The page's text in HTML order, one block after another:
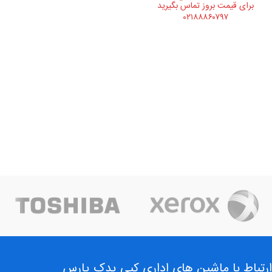
برای قیمت بروز تماس بگیرید
۰۲۱۸۸۸۶۰۷۹۷